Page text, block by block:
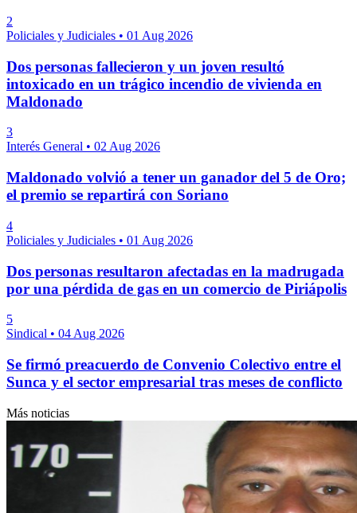
2
Policiales y Judiciales • 01 Aug 2026
Dos personas fallecieron y un joven resultó
intoxicado en un trágico incendio de vivienda en
Maldonado
3
Interés General • 02 Aug 2026
Maldonado volvió a tener un ganador del 5 de Oro;
el premio se repartirá con Soriano
4
Policiales y Judiciales • 01 Aug 2026
Dos personas resultaron afectadas en la madrugada
por una pérdida de gas en un comercio de Piriápolis
5
Sindical • 04 Aug 2026
Se firmó preacuerdo de Convenio Colectivo entre el
Sunca y el sector empresarial tras meses de conflicto
Más noticias